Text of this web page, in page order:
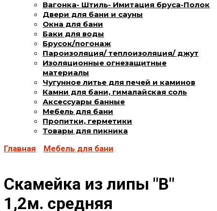
Вагонка- Штиль- Имитация бруса-Полок
Двери для бани и сауны
Окна для бани
Баки для воды
Брусок/погонаж
Пароизоляция/ теплоизоляция/ джут
Изоляционные огнезащитные
материалы
Чугунное литье для печей и каминов
Камни для бани, гималайская соль
Аксессуары банные
Мебель для бани
Пропитки, герметики
Товары для пикника
Главная Мебель для бани
Скамейка из липы "В"
1,2м. средняя